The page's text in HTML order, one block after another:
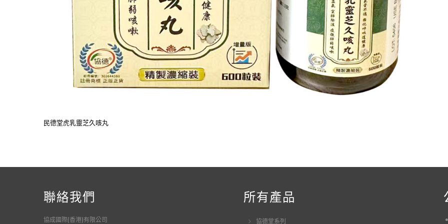
民德堂虎乳靈芝久咳丸
聯絡我們
協成國際(香港)有限公司
所有產品
協德堂系列